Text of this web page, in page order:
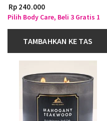
Rp 240.000
Pilih Body Care, Beli 3 Gratis 1
TAMBAHKAN KE TAS